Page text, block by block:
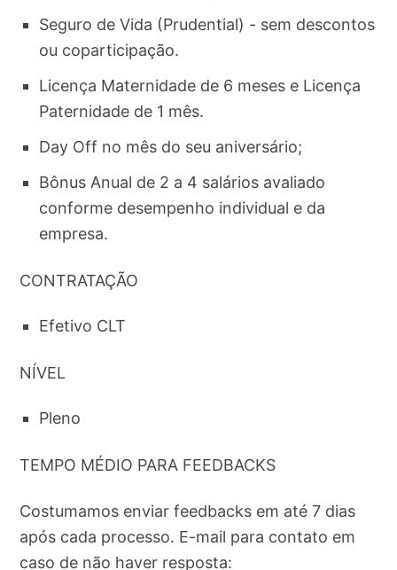
Seguro de Vida (Prudential) - sem descontos
ou coparticipação.
Licença Maternidade de 6 meses e Licença
Paternidade de 1 mês.
Day Off no mês do seu aniversário;
Bônus Anual de 2 a 4 salários avaliado
conforme desempenho individual e da
empresa.
CONTRATAÇÃO
Efetivo CLT
NÍVEL
Pleno
TEMPO MÉDIO PARA FEEDBACKS
Costumamos enviar feedbacks em até 7 dias
após cada processo. E-mail para contato em
caso de não haver resposta: